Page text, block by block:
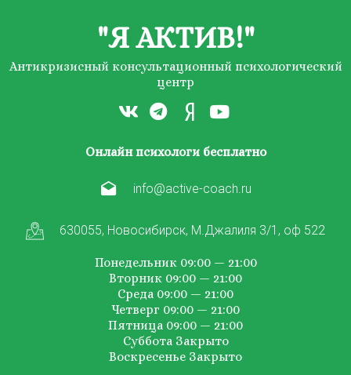
"Я АКТИВ!"
Антикризисный консультационный психологический
центр
Онлайн психологи бесплатно
info@active-coach.ru
630055, Новосибирск, М.Джалиля 3/1, оф 522
Понедельник 09:00 — 21:00
Вторник 09:00 — 21:00
Среда 09:00 — 21:00
Четверг 09:00 — 21:00
Пятница 09:00 — 21:00
Суббота Закрыто
Воскресенье Закрыто